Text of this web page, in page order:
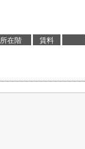
所在階 賃料